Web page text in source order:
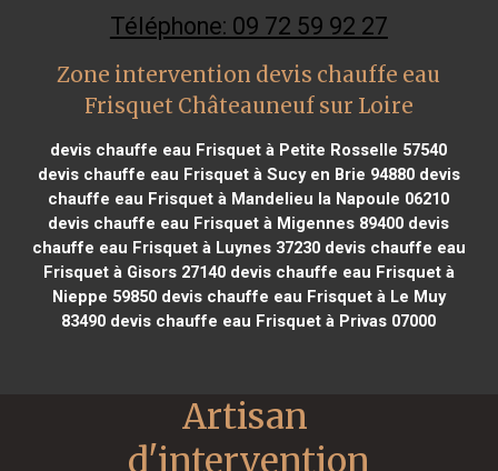
Téléphone: 09 72 59 92 27
Zone intervention devis chauffe eau
Frisquet Châteauneuf sur Loire
devis chauffe eau Frisquet à Petite Rosselle 57540
devis chauffe eau Frisquet à Sucy en Brie 94880devis
chauffe eau Frisquet à Mandelieu la Napoule 06210
devis chauffe eau Frisquet à Migennes 89400 devis
chauffe eau Frisquet à Luynes 37230devis chauffe eau
Frisquet à Gisors 27140devis chauffe eau Frisquet à
Nieppe 59850devis chauffe eau Frisquet à Le Muy
83490 devis chauffe eau Frisquet à Privas 07000
Artisan
d'intervention